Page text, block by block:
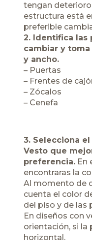
tengan deterioro
estructura está
preferible
2. Identifica las
cambiar y
y ancho.
– Puertas
– Frentes de
– Zócalos
– Cenefa
3. Selecciona
Vesto que
preferencia. En
encontraras la
Al momento de
cuenta el color
del piso y de las
En diseños con
orientación, si la
horizontal.